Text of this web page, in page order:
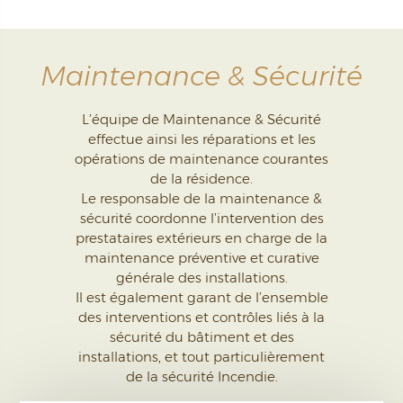
Maintenance & Sécurité
L’équipe de Maintenance & Sécurité
effectue ainsi les réparations et les
opérations de maintenance courantes
de la résidence.
Le responsable de la maintenance &
sécurité coordonne l’intervention des
prestataires extérieurs en charge de la
maintenance préventive et curative
générale des installations.
Il est également garant de l’ensemble
des interventions et contrôles liés à la
sécurité du bâtiment et des
installations, et tout particulièrement
de la sécurité Incendie.